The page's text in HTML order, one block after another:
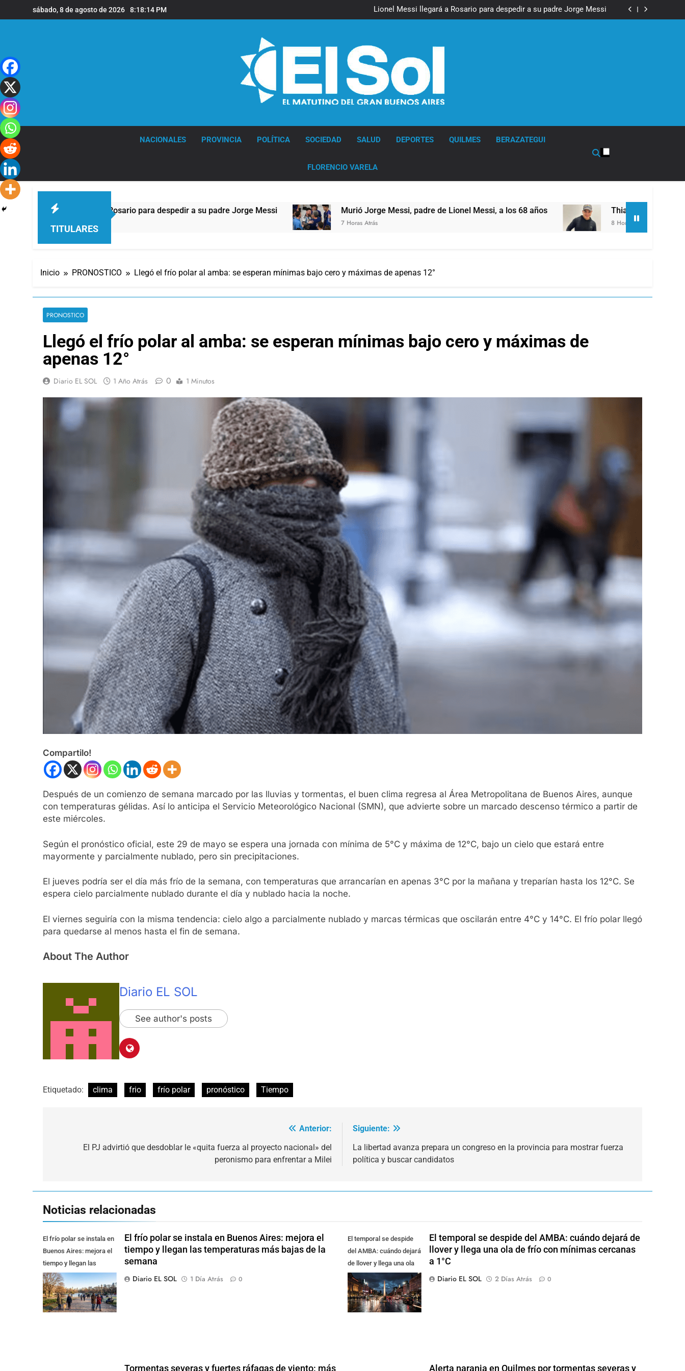
al
sábado, 8 de agosto de 2026 8:18:15 PM
Lionel Messi llegará a Rosario para despedir a su padre Jorge Messi
Murió Jorge Messi, padre de Lionel Messi, a los 68 años
Lionel Messi llegará a Rosario para despedir a su padre Jorge Messi
Murió Jorge Messi, padre de Lionel Messi, a los 68 años
Thiago Medina fue imputado formalmente por abuso sexual
NACIONALES PROVINCIA POLÍTICA SOCIEDAD SALUD DEPORTES QUILMES BERAZATEGUI
FLORENCIO VARELA
TITULARES
llegará a Rosario para despedir a su padre Jorge Messi Murió Jorge Messi, padre de Lionel Messi, a los 68 años
7 Horas Atrás
Thiago Medina fue imputado
8 Horas Atrás
Inicio PRONOSTICO Llegó el frío polar al amba: se esperan mínimas bajo cero y máximas de apenas 12°
PRONOSTICO
Llegó el frío polar al amba: se esperan mínimas bajo cero y máximas de
apenas 12°
Diario EL SOL 1 Año Atrás 0 1 Minutos
Compartilo!
Después de un comienzo de semana marcado por las lluvias y tormentas, el buen clima regresa al Área Metropolitana de Buenos Aires, aunque
con temperaturas gélidas. Así lo anticipa el Servicio Meteorológico Nacional (SMN), que advierte sobre un marcado descenso térmico a partir de
este miércoles.
Según el pronóstico oficial, este 29 de mayo se espera una jornada con mínima de 5°C y máxima de 12°C, bajo un cielo que estará entre
mayormente y parcialmente nublado, pero sin precipitaciones.
El jueves podría ser el día más frío de la semana, con temperaturas que arrancarían en apenas 3°C por la mañana y treparían hasta los 12°C. Se
espera cielo parcialmente nublado durante el día y nublado hacia la noche.
El viernes seguiría con la misma tendencia: cielo algo a parcialmente nublado y marcas térmicas que oscilarán entre 4°C y 14°C. El frío polar llegó
para quedarse al menos hasta el fin de semana.
About The Author
Diario EL SOL
See author's posts
Etiquetado: clima frio frío polar pronóstico Tiempo
Anterior:
El PJ advirtió que desdoblar le «quita fuerza al proyecto nacional» del
peronismo para enfrentar a Milei
Siguiente:
La libertad avanza prepara un congreso en la provincia para mostrar fuerza
política y buscar candidatos
Noticias relacionadas
El frío polar se instala en
Buenos Aires: mejora el
tiempo y llegan las
temperaturas más bajas
de la semana
El frío polar se instala en Buenos Aires: mejora el
tiempo y llegan las temperaturas más bajas de la
semana
Diario EL SOL
1 Día Atrás 0
El temporal se despide
del AMBA: cuándo dejará
de llover y llega una ola
de frío con mínimas
cercanas a 1°C
El temporal se despide del AMBA: cuándo dejará de
llover y llega una ola de frío con mínimas cercanas
a 1°C
Diario EL SOL
2 Días Atrás 0
Tormentas severas y fuertes ráfagas de viento: más Alerta naranja en Quilmes por tormentas severas y